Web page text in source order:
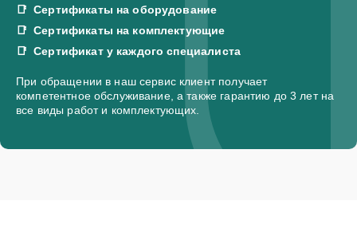
Сертификаты на оборудование
Сертификаты на комплектующие
Сертификат у каждого специалиста
При обращении в наш сервис клиент получает
компетентное обслуживание, а также гарантию до 3 лет на
все виды работ и комплектующих.